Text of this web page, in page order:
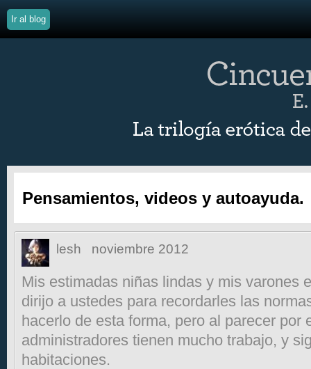
Ir al blog
Pensamientos, videos y autoayuda.
lesh noviembre 2012
Mis estimadas niñas lindas y mis varones
dirijo a ustedes para recordarles las
hacerlo de esta forma, pero al parecer por
administradores tienen mucho trabajo, y
habitaciones.